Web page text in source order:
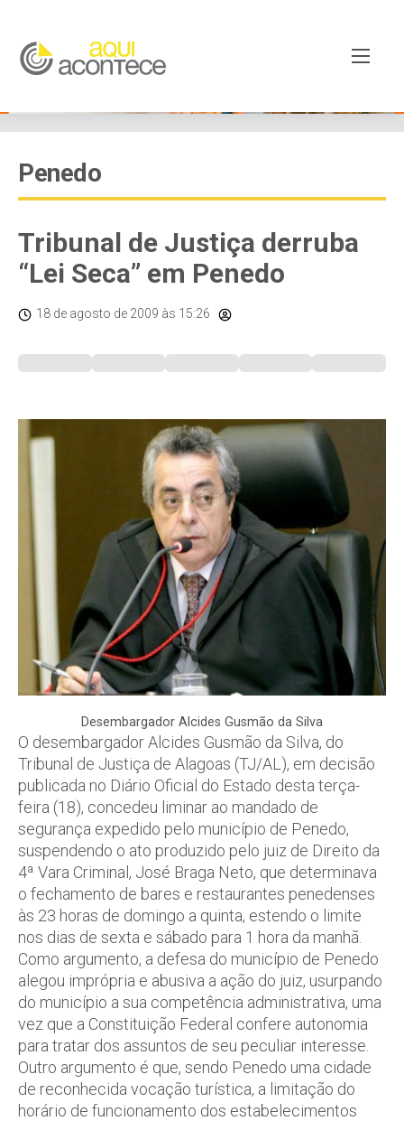
Penedo
Tribunal de Justiça derruba
“Lei Seca” em Penedo
18 de agosto de 2009 às 15:26
Desembargador Alcides Gusmão da Silva
O desembargador Alcides Gusmão da Silva, do
Tribunal de Justiça de Alagoas (TJ/AL), em decisão
publicada no Diário Oficial do Estado desta terça-
feira (18), concedeu liminar ao mandado de
segurança expedido pelo município de Penedo,
suspendendo o ato produzido pelo juiz de Direito da
4ª Vara Criminal, José Braga Neto, que determinava
o fechamento de bares e restaurantes penedenses
às 23 horas de domingo a quinta, estendo o limite
nos dias de sexta e sábado para 1 hora da manhã.
Como argumento, a defesa do município de Penedo
alegou imprópria e abusiva a ação do juiz, usurpando
do município a sua competência administrativa, uma
vez que a Constituição Federal confere autonomia
para tratar dos assuntos de seu peculiar interesse.
Outro argumento é que, sendo Penedo uma cidade
de reconhecida vocação turística, a limitação do
horário de funcionamento dos estabelecimentos